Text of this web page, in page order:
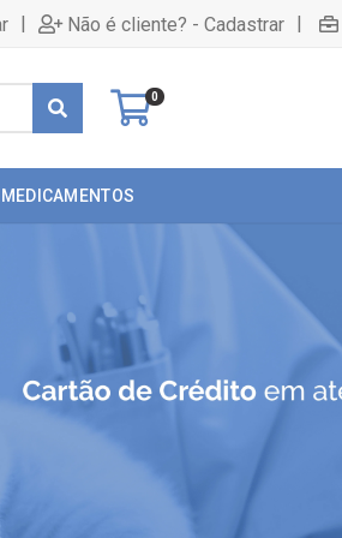
| Não é cliente? - Cadastrar |
0
MEDICAMENTOS